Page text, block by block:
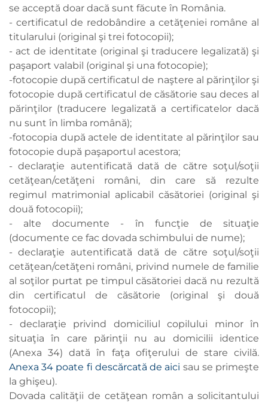
se acceptă doar dacă sunt făcute în România.
- certificatul de redobândire a cetăţeniei române al
titularului (original şi trei fotocopii);
- act de identitate (original şi traducere legalizată) şi
paşaport valabil (original şi una fotocopie);
-fotocopie după certificatul de naştere al părinţilor şi
fotocopie după certificatul de căsătorie sau deces al
părinţilor (traducere legalizată a certificatelor dacă
nu sunt în limba română);
-fotocopia după actele de identitate al părinţilor sau
fotocopie după paşaportul acestora;
- declaraţie autentificată dată de către soţul/soţii
cetăţean/cetăţeni români, din care să rezulte
regimul matrimonial aplicabil căsătoriei (original şi
două fotocopii);
- alte documente - în funcţie de situaţie
(documente ce fac dovada schimbului de nume);
- declaraţie autentificată dată de către soţul/soţii
cetăţean/cetăţeni români, privind numele de familie
al soţilor purtat pe timpul căsătoriei dacă nu rezultă
din certificatul de căsătorie (original şi două
fotocopii);
- declaraţie privind domiciliul copilului minor în
situaţia în care părinţii nu au domicilii identice
(Anexa 34) dată în faţa ofiţerului de stare civilă.
Anexa 34 poate fi descărcată de aici sau se primeşte
la ghişeu).
Dovada calităţii de cetăţean român a solicitantului